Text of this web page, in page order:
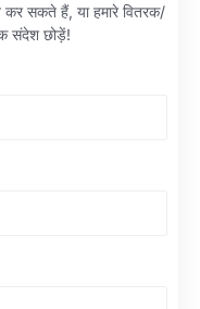
सकते हैं, या हमारे वितरक/
संदेश छोड़ें!